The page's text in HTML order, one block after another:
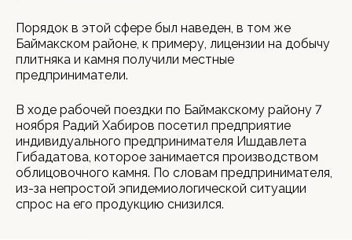
Порядок в этой сфере был наведен, в том же
Баймакском районе, к примеру, лицензии на добычу
плитняка и камня получили местные
предприниматели.
В ходе рабочей поездки по Баймакскому району 7
ноября Радий Хабиров посетил предприятие
индивидуального предпринимателя Ишдавлета
Гибадатова, которое занимается производством
облицовочного камня. По словам предпринимателя,
из-за непростой эпидемиологической ситуации
спрос на его продукцию снизился.